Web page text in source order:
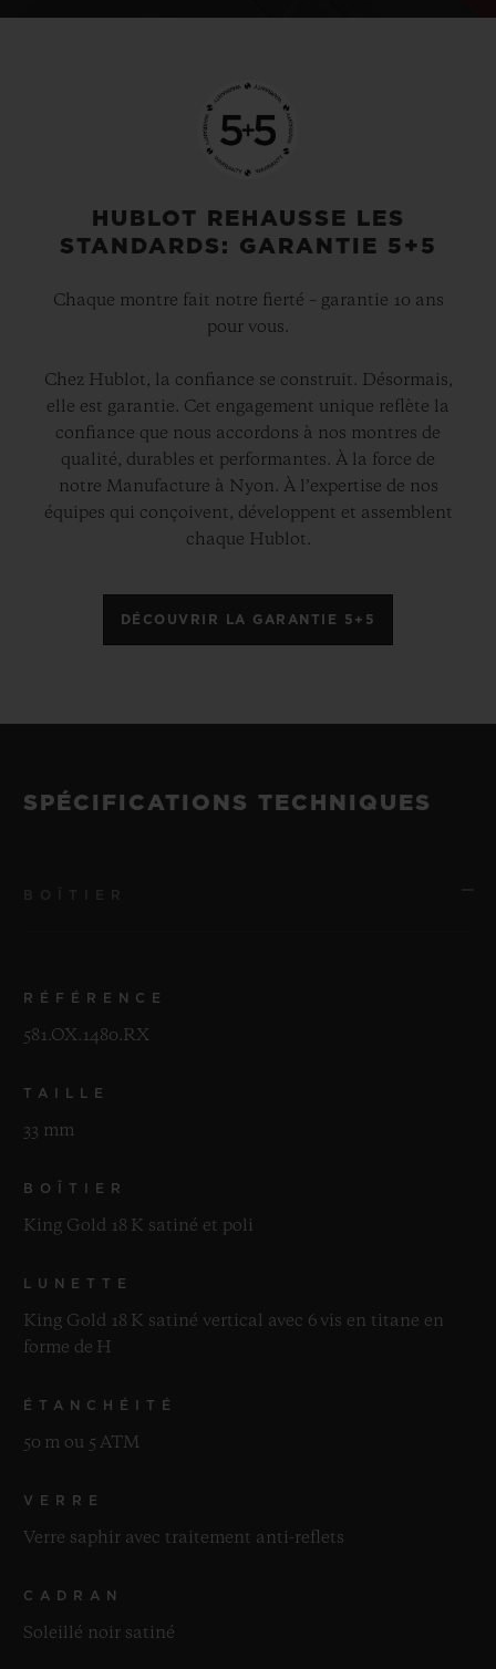
HUBLOT REHAUSSE LES
STANDARDS: GARANTIE 5+5
Chaque montre fait notre fierté – garantie 10 ans
pour vous.
Chez Hublot, la confiance se construit. Désormais,
elle est garantie. Cet engagement unique reflète la
confiance que nous accordons à nos montres de
qualité, durables et performantes. À la force de
notre Manufacture à Nyon. À l’expertise de nos
équipes qui conçoivent, développent et assemblent
chaque Hublot.
DÉCOUVRIR LA GARANTIE 5+5
SPÉCIFICATIONS TECHNIQUES
RÉFÉRENCE
581.OX.1480.RX
TAILLE
33 mm
BOÎTIER
King Gold 18 K satiné et poli
LUNETTE
King Gold 18 K satiné vertical avec 6 vis en titane en
forme de H
ÉTANCHÉITÉ
50 m ou 5 ATM
VERRE
Verre saphir avec traitement anti-reflets
CADRAN
Soleillé noir satiné